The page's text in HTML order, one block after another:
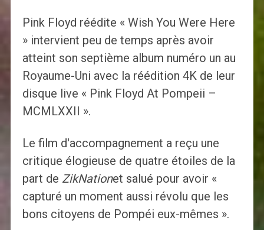
Pink Floyd réédite « Wish You Were Here
» intervient peu de temps après avoir
atteint son septième album numéro un au
Royaume-Uni avec la réédition 4K de leur
disque live « Pink Floyd At Pompeii –
MCMLXXII ».
Le film d'accompagnement a reçu une
critique élogieuse de quatre étoiles de la
part de ZikNationet salué pour avoir «
capturé un moment aussi révolu que les
bons citoyens de Pompéi eux-mêmes ».